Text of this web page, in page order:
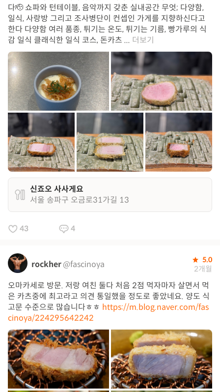
다🫡 쇼파와 턴테이블, 음악까지 갖춘 실내공간 무엇; 다양함,
일식, 사랑방 그리고 조사병단이 컨셉인 가게를 지향하신다고
한다 다양함 여러 품종, 튀기는 온도, 튀기는 기름, 빵가루의 식
감 일식 클래식한 일식 코스, 돈카츠 ... 더보기
신죠오 사사게요
서울 송파구 오금로31가길 13
43 4
rockher@fascinoya 5.0
2개월
오마카세로 방문. 저랑 여친 둘다 처음 2점 먹자마자 살면서 먹
은 카츠중에 최고라고 의견 통일했을 정도로 좋았네요. 양도 식
고문 수준으로 많습니다ㅎㅎ https://m.blog.naver.com/fas
cinoya/224295642242